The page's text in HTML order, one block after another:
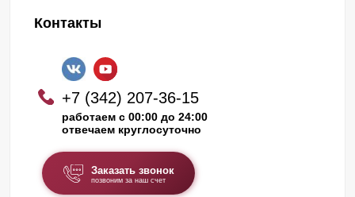
Контакты
+7 (342) 207-36-15
работаем с 00:00 до 24:00
отвечаем круглосуточно
Заказать звонок
позвоним за наш счет